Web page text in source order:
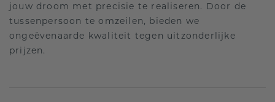
jouw droom met precisie te realiseren. Door de
tussenpersoon te omzeilen, bieden we
ongeëvenaarde kwaliteit tegen uitzonderlijke
prijzen.